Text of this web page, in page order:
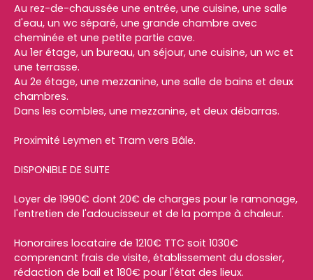
Au rez-de-chaussée une entrée, une cuisine, une salle
d'eau, un wc séparé, une grande chambre avec
cheminée et une petite partie cave.
Au 1er étage, un bureau, un séjour, une cuisine, un wc et
une terrasse.
Au 2e étage, une mezzanine, une salle de bains et deux
chambres.
Dans les combles, une mezzanine, et deux débarras.
Proximité Leymen et Tram vers Bâle.
DISPONIBLE DE SUITE
Loyer de 1990€ dont 20€ de charges pour le ramonage,
l'entretien de l'adoucisseur et de la pompe à chaleur.
Honoraires locataire de 1210€ TTC soit 1030€
comprenant frais de visite, établissement du dossier,
rédaction de bail et 180€ pour l'état des lieux.